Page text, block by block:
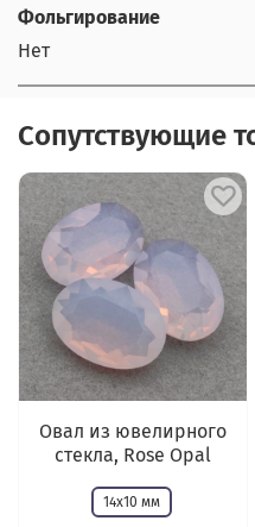
Фольгирование
Нет
Сопутствующие
Овал из ювелирного
стекла, Rose Opal
14х10 мм